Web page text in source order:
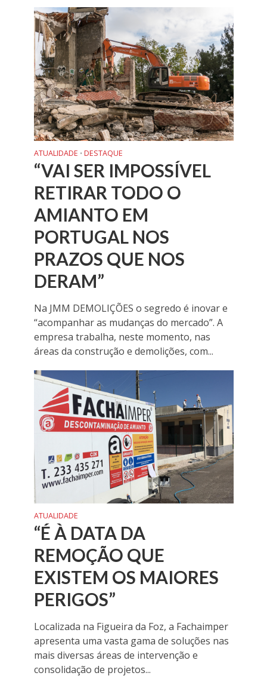
ATUALIDADE • DESTAQUE
“VAI SER IMPOSSÍVEL
RETIRAR TODO O
AMIANTO EM
PORTUGAL NOS
PRAZOS QUE NOS
DERAM”
Na JMM DEMOLIÇÕES o segredo é inovar e
“acompanhar as mudanças do mercado”. A
empresa trabalha, neste momento, nas
áreas da construção e demolições, com...
ATUALIDADE
“É À DATA DA
REMOÇÃO QUE
EXISTEM OS MAIORES
PERIGOS”
Localizada na Figueira da Foz, a Fachaimper
apresenta uma vasta gama de soluções nas
mais diversas áreas de intervenção e
consolidação de projetos...